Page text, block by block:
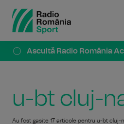
Ascultă Radio România
u-bt cluj-
Au fost gasite 17 articole pentru u-bt cluj-